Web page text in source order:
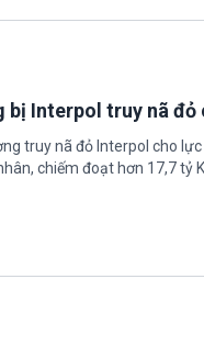
Interpol truy nã đỏ
truy nã đỏ Interpol cho
chiếm đoạt hơn 17,7 tỷ